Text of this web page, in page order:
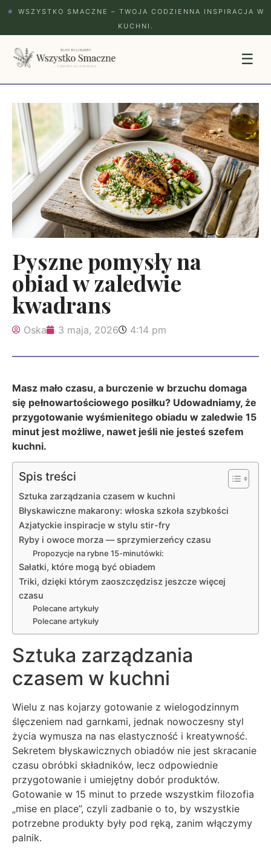
★
WSZYSTKO SMACZNE – TWOJA CODZIENNA INSPIRACJA W
KUCHNI.
☰
Pyszne pomysły na
obiad w zaledwie
kwadrans
Oska 3 maja, 2026 4:14 pm
Masz mało czasu, a burczenie w brzuchu domaga
się pełnowartościowego posiłku? Udowadniamy, że
przygotowanie wyśmienitego obiadu w zaledwie 15
minut jest możliwe, nawet jeśli nie jesteś szefem
kuchni.
Spis treści
Sztuka zarządzania czasem w kuchni
Błyskawiczne makarony: włoska szkoła szybkości
Azjatyckie inspiracje w stylu stir-fry
Ryby i owoce morza — sprzymierzeńcy czasu
Propozycje na rybne 15-minutówki:
Sałatki, które mogą być obiadem
Triki, dzięki którym zaoszczędzisz jeszcze więcej
czasu
Polecane artykuły
Polecane artykuły
Sztuka zarządzania
czasem w kuchni
Wielu z nas kojarzy gotowanie z wielogodzinnym
ślęczeniem nad garnkami, jednak nowoczesny styl
życia wymusza na nas elastyczność i kreatywność.
Sekretem błyskawicznych obiadów nie jest skracanie
czasu obróbki składników, lecz odpowiednie
przygotowanie i umiejętny dobór produktów.
Gotowanie w 15 minut to przede wszystkim filozofia
„mise en place”, czyli zadbanie o to, by wszystkie
potrzebne produkty były pod ręką, zanim włączymy
palnik.